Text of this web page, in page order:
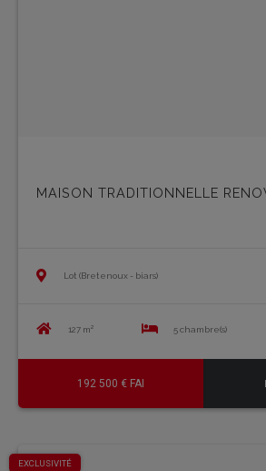
MAISON TRADITIONNELLE
Lot (Bretenoux - biars)
127 m² 5 chambre(s)
192 500 € FAI
EXCLUSIVITÉ